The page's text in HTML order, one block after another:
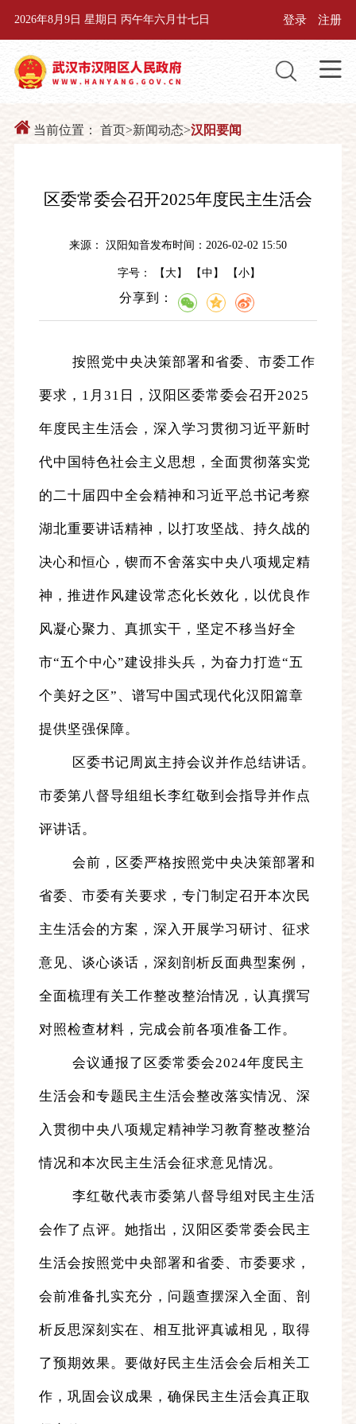
2026年8月9日 星期日 丙午年六月廿七日 登录 注册
当前位置： 首页>新闻动态>汉阳要闻
区委常委会召开2025年度民主生活会
来源： 汉阳知音发布时间：2026-02-02 15:50
字号： 【 大】 【中 】 【小】
分享到：
按照党中央决策部署和省委、市委工作
要求，1月31日，汉阳区委常委会召开2025
年度民主生活会，深入学习贯彻习近平新时
代中国特色社会主义思想，全面贯彻落实党
的二十届四中全会精神和习近平总书记考察
湖北重要讲话精神，以打攻坚战、持久战的
决心和恒心，锲而不舍落实中央八项规定精
神，推进作风建设常态化长效化，以优良作
风凝心聚力、真抓实干，坚定不移当好全
市“五个中心”建设排头兵，为奋力打造“五
个美好之区”、谱写中国式现代化汉阳篇章
提供坚强保障。
区委书记周岚主持会议并作总结讲话。
市委第八督导组组长李红敬到会指导并作点
评讲话。
会前，区委严格按照党中央决策部署和
省委、市委有关要求，专门制定召开本次民
主生活会的方案，深入开展学习研讨、征求
意见、谈心谈话，深刻剖析反面典型案例，
全面梳理有关工作整改整治情况，认真撰写
对照检查材料，完成会前各项准备工作。
会议通报了区委常委会2024年度民主
生活会和专题民主生活会整改落实情况、深
入贯彻中央八项规定精神学习教育整改整治
情况和本次民主生活会征求意见情况。
李红敬代表市委第八督导组对民主生活
会作了点评。她指出，汉阳区委常委会民主
生活会按照党中央部署和省委、市委要求，
会前准备扎实充分，问题查摆深入全面、剖
析反思深刻实在、相互批评真诚相见，取得
了预期效果。要做好民主生活会会后相关工
作，巩固会议成果，确保民主生活会真正取